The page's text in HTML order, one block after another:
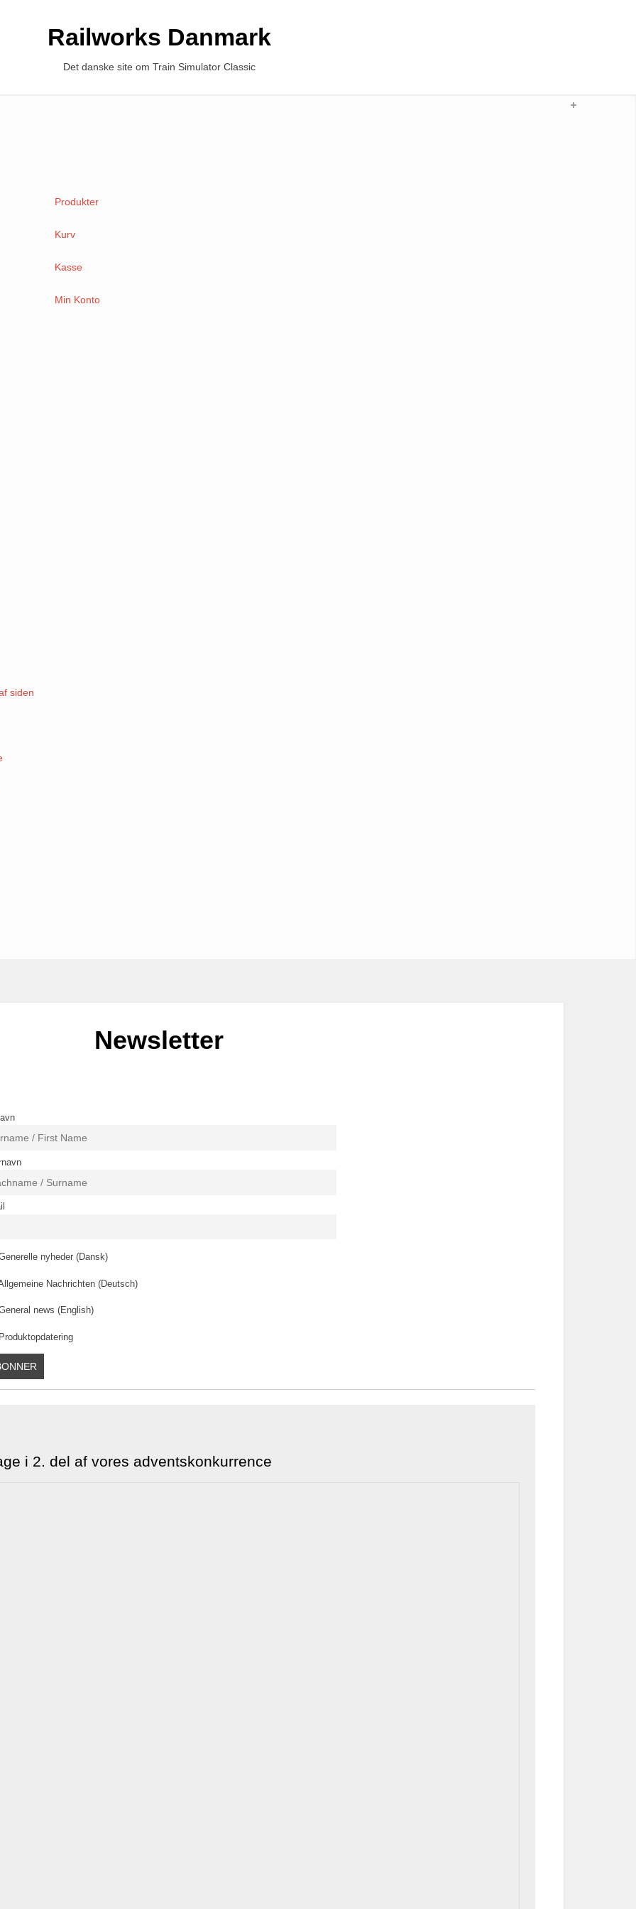
Railworks Danmark
Det danske site om Train Simulator Classic
Produkter
Kurv
Kasse
Min Konto
siden
Newsletter
nyheder (Dansk)
Nachrichten (Deutsch)
news (English)
Produktopdatering
i 2. del af vores adventskonkurrence